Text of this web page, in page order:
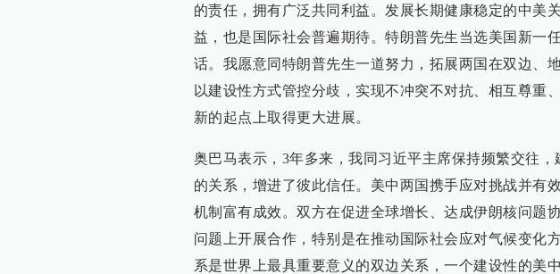
的责任，拥有广泛共同利益。发展长期健康稳定的中美
益，也是国际社会普遍期待。特朗普先生当选美国新一
话。我愿意同特朗普先生一道努力，拓展两国在双边、
以建设性方式管控分歧，实现不冲突不对抗、相互尊重
新的起点上取得更大进展。
奥巴马表示，3年多来，我同习近平主席保持频繁交往
的关系，增进了彼此信任。美中两国携手应对挑战并有
机制富有成效。双方在促进全球增长、达成伊朗核问题
问题上开展合作，特别是在推动国际社会应对气候变化
系是世界上最具重要意义的双边关系，一个建设性的美